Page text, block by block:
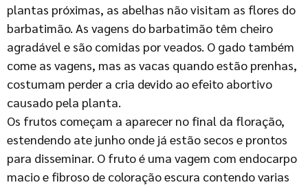
plantas próximas, as abelhas não visitam as flores do
barbatimão. As vagens do barbatimão têm cheiro
agradável e são comidas por veados. O gado também
come as vagens, mas as vacas quando estão prenhas,
costumam perder a cria devido ao efeito abortivo
causado pela planta.
Os frutos começam a aparecer no final da floração,
estendendo ate junho onde já estão secos e prontos
para disseminar. O fruto é uma vagem com endocarpo
macio e fibroso de coloração escura contendo varias